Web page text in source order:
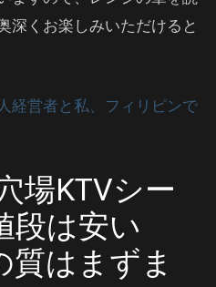
深くお楽しみいただけると
経営者と私、フィリピンで
場KTVシー
段は安い
質はまずま